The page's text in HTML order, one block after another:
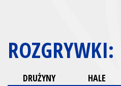
ROZGRYWKI:
DRUŻYNY HALE